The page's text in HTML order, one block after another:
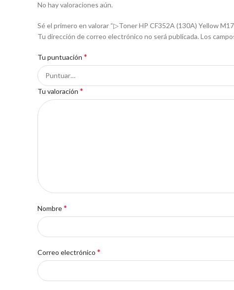
No hay valoraciones aún.
Sé el primero en valorar “▷Toner HP CF352A (130A) Yellow
Tu dirección de correo electrónico no será publicada.Los
Tu puntuación *
Tu valoración *
Nombre*
Correo electrónico *